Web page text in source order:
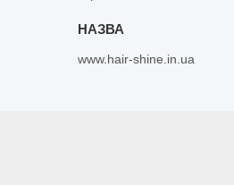
www.hair-shine.in.ua